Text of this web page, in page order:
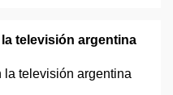
televisión argentina